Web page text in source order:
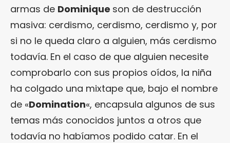
armas de Dominique son de destrucción
masiva: cerdismo, cerdismo, cerdismo y, por
si no le queda claro a alguien, más cerdismo
todavía. En el caso de que alguien necesite
comprobarlo con sus propios oídos, la niña
ha colgado una mixtape que, bajo el nombre
de «Domination«, encapsula algunos de sus
temas más conocidos juntos a otros que
todavía no habíamos podido catar. En el